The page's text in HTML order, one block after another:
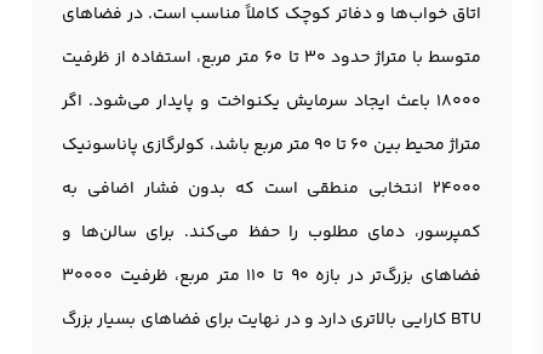
اتاق خواب‌ها و دفاتر کوچک کاملاً مناسب است. در فضاهای
متوسط با متراژ حدود 30 تا 60 متر مربع، استفاده از ظرفیت
۱۸۰۰۰ باعث ایجاد سرمایش یکنواخت و پایدار می‌شود. اگر
متراژ محیط بین 60 تا 90 متر مربع باشد، کولرگازی پاناسونیک
۲۴۰۰۰ انتخابی منطقی است که بدون فشار اضافی به
کمپرسور، دمای مطلوب را حفظ می‌کند. برای سالن‌ها و
فضاهای بزرگ‌تر در بازه 90 تا 110 متر مربع، ظرفیت 30000
BTU کارایی بالاتری دارد و در نهایت برای فضاهای بسیار بزرگ